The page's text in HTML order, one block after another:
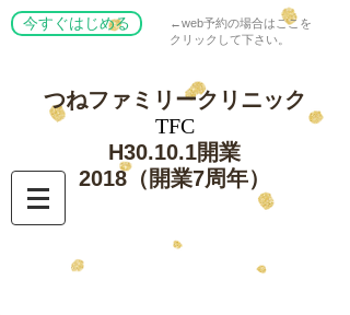
今すぐはじめる
←web予約の場合はここを
クリックして下さい。
つねファミリークリニック
​TFC
​H30.10.1開業
​2018（開業7周年）